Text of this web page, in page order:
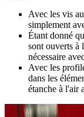
Avec les vis
simplement
Étant donné
sont ouverts à
nécessaire
Avec les
dans les
étanche à l'air